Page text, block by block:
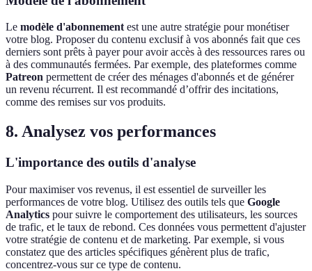
Le modèle d'abonnement est une autre stratégie pour monétiser
votre blog. Proposer du contenu exclusif à vos abonnés fait que ces
derniers sont prêts à payer pour avoir accès à des ressources rares ou
à des communautés fermées. Par exemple, des plateformes comme
Patreon permettent de créer des ménages d'abonnés et de générer
un revenu récurrent. Il est recommandé d’offrir des incitations,
comme des remises sur vos produits.
8. Analysez vos performances
L'importance des outils d'analyse
Pour maximiser vos revenus, il est essentiel de surveiller les
performances de votre blog. Utilisez des outils tels que Google
Analytics pour suivre le comportement des utilisateurs, les sources
de trafic, et le taux de rebond. Ces données vous permettent d'ajuster
votre stratégie de contenu et de marketing. Par exemple, si vous
constatez que des articles spécifiques génèrent plus de trafic,
concentrez-vous sur ce type de contenu.